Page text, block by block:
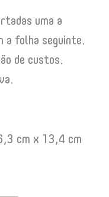
uma a
a folha seguinte.
de custos.
cm x 13,4 cm